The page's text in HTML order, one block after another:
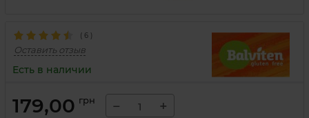
( 6 )
Оставить отзыв
Есть в наличии
179,00 грн − +